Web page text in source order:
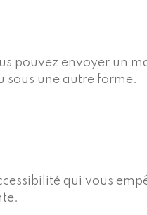
pouvez envoyer un
sous une autre forme.
qui vous